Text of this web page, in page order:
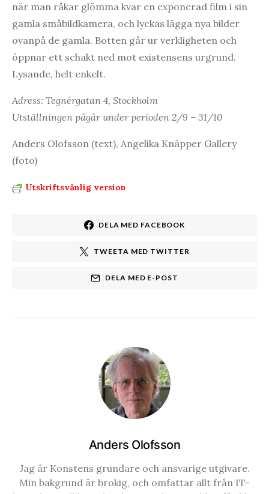
när man råkar glömma kvar en exponerad film i sin
gamla småbildkamera, och lyckas lägga nya bilder
ovanpå de gamla. Botten går ur verkligheten och
öppnar ett schakt ned mot existensens urgrund.
Lysande, helt enkelt.
Adress: Tegnérgatan 4, Stockholm
Utställningen pågår under perioden 2/9 – 31/10
Anders Olofsson (text), Angelika Knäpper Gallery
(foto)
Utskriftsvänlig version
DELA MED FACEBOOK
TWEETA MED TWITTER
DELA MED E-POST
Anders Olofsson
Jag är Konstens grundare och ansvarige utgivare.
Min bakgrund är brokig, och omfattar allt från IT-